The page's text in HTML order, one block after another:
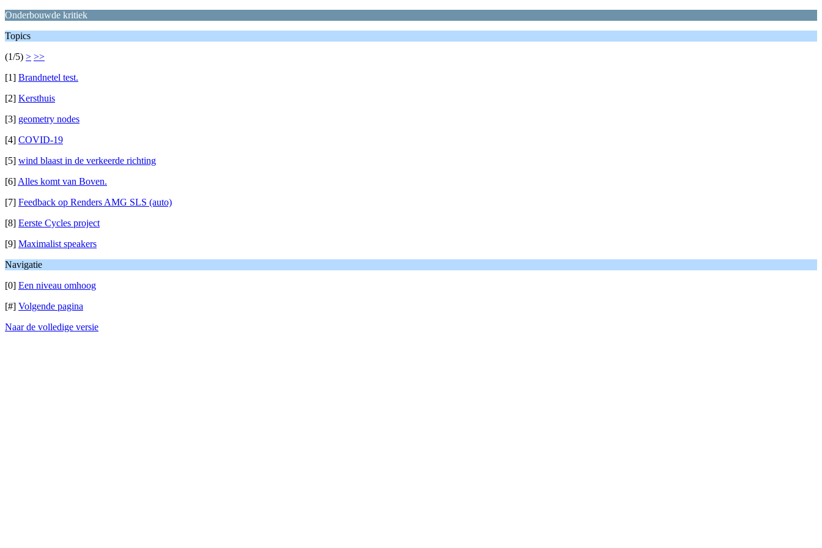
Onderbouwde kritiek
Topics
(1/5) > >>
[1] Brandnetel test.
[2] Kersthuis
[3] geometry nodes
[4] COVID-19
[5] wind blaast in de verkeerde richting
[6] Alles komt van Boven.
[7] Feedback op Renders AMG SLS (auto)
[8] Eerste Cycles project
[9] Maximalist speakers
Navigatie
[0] Een niveau omhoog
[#] Volgende pagina
Naar de volledige versie